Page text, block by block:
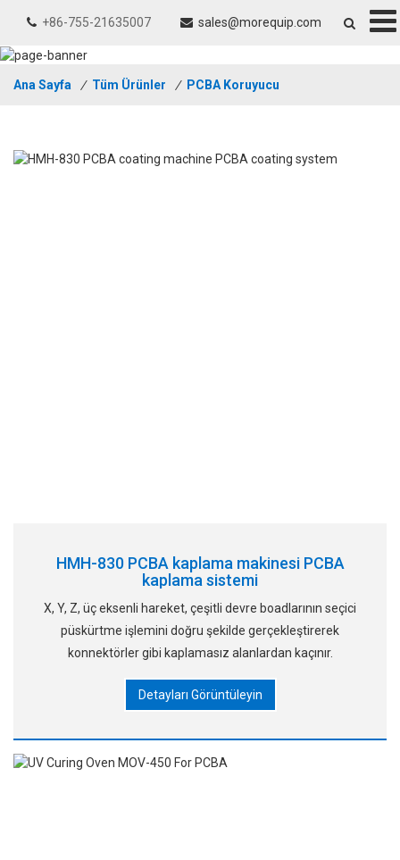
+86-755-21635007 sales@morequip.com
Ana Sayfa / Tüm Ürünler / PCBA Koruyucu
HMH-830 PCBA kaplama makinesi PCBA
kaplama sistemi
X, Y, Z, üç eksenli hareket, çeşitli devre boadlarının seçici
püskürtme işlemini doğru şekilde gerçekleştirerek
konnektörler gibi kaplamasız alanlardan kaçınır.
Detayları Görüntüleyin